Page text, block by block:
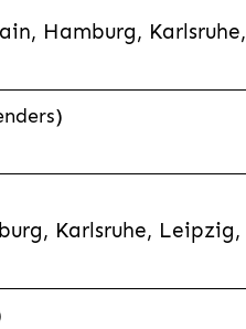
Hamburg, Karlsruhe,
Karlsruhe, Leipzig,